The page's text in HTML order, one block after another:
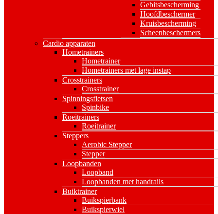
Gebitsbescherming
Hoofdbeschermer
Kruisbescherming
Scheenbeschermers
Cardio apparaten
Hometrainers
Hometrainer
Hometrainers met lage instap
Crosstrainers
Crosstrainer
Spinningsfietsen
Spinbike
Roeitrainers
Roeitrainer
Steppers
Aerobic Stepper
Stepper
Loopbanden
Loopband
Loopbanden met handrails
Buiktrainer
Buikspierbank
Buikspierwiel